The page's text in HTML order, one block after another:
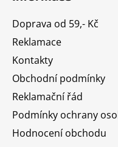
Doprava od 59,- Kč
Reklamace
Kontakty
Obchodní podmínky
Reklamační řád
Podmínky ochrany
Hodnocení obchodu